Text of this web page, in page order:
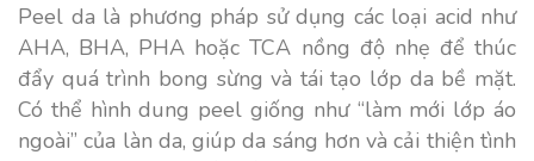
Peel da là phương pháp sử dụng các loại acid như
AHA, BHA, PHA hoặc TCA nồng độ nhẹ để thúc
đẩy quá trình bong sừng và tái tạo lớp da bề mặt.
Có thể hình dung peel giống như “làm mới lớp áo
ngoài” của làn da, giúp da sáng hơn và cải thiện tình